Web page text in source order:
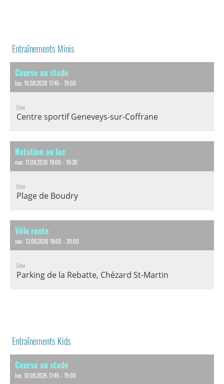
Entraînements Minis
Course au stade
lun. 10.08.2026 17:45 - 19:00
Lieu
Centre sportif Geneveys-sur-Coffrane
Natation au lac
mar. 11.08.2026 18:00 - 19:30
Lieu
Plage de Boudry
Vélo route
mer. 12.08.2026 18:00 - 20:00
Lieu
Parking de la Rebatte, Chézard St-Martin
Entraînements Kids
Course au stade
lun. 10.08.2026 17:45 - 19:00